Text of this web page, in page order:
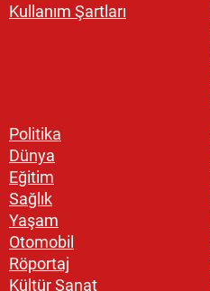
Kullanım Şartları
Politika
Dünya
Eğitim
Sağlık
Yaşam
Otomobil
Röportaj
Kültür Sanat